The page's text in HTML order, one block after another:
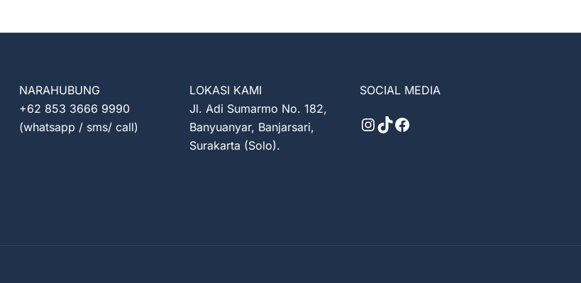
NARAHUBUNG
+62 853 3666 9990
(whatsapp / sms/ call)
LOKASI KAMI
Jl. Adi Sumarmo No. 182,
Banyuanyar, Banjarsari,
Surakarta (Solo).
SOCIAL MEDIA